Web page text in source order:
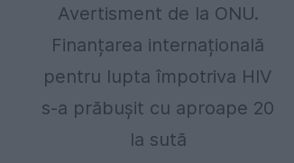
Avertisment de la ONU.
Finanțarea internațională
pentru lupta împotriva HIV
s-a prăbușit cu aproape 20
la sută